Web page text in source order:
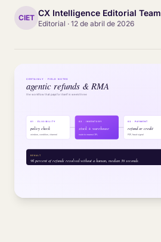
CIET CX Intelligence Editorial Team
Editorial · 12 de abril de 2026